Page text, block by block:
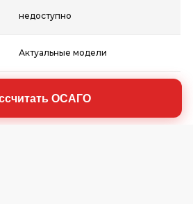
недоступно
Актуальные модели
ОСАГО